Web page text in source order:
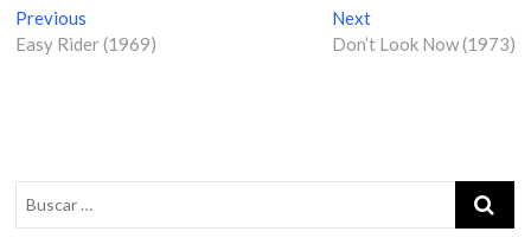
N
a
g
a
Previous
r
p
Easy Rider (1969)
NextN
e
:
Don’t Look Now (1973)